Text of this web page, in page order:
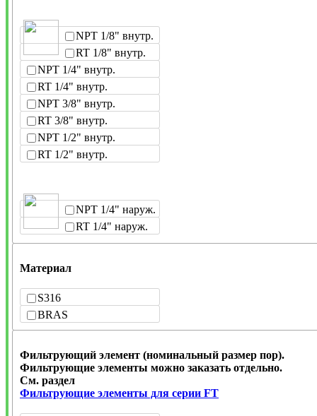
NPT 1/8" внутр.
RT 1/8" внутр.
NPT 1/4" внутр.
RT 1/4" внутр.
NPT 3/8" внутр.
RT 3/8" внутр.
NPT 1/2" внутр.
RT 1/2" внутр.
NPT 1/4" наруж.
RT 1/4" наруж.
Материал
S316
BRAS
Фильтрующий элемент (номинальный размер пор).
Фильтрующие элементы можно заказать отдельно.
См. раздел
Фильтрующие элементы для серии FT